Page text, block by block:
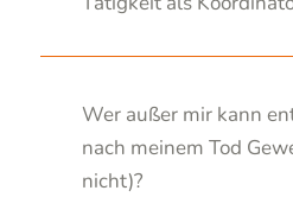
Wer außer mir kann
nach meinem Tod
nicht)?